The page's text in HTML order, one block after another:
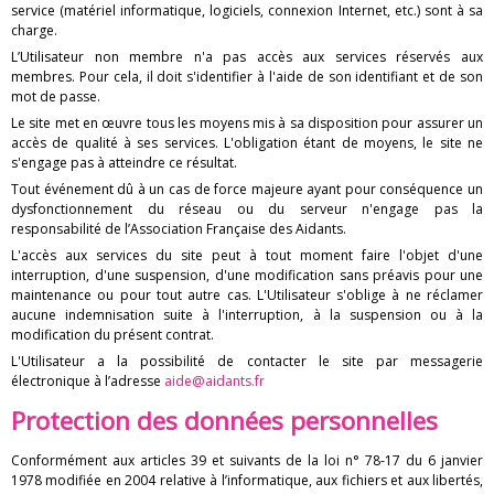
s
a
d
a
n
t
s
service (matériel informatique, logiciels, connexion Internet, etc.) sont à sa
charge.
L’Utilisateur non membre n'a pas accès aux services réservés aux
membres. Pour cela, il doit s'identifier à l'aide de son identifiant et de son
mot de passe.
Le site met en œuvre tous les moyens mis à sa disposition pour assurer un
accès de qualité à ses services. L'obligation étant de moyens, le site ne
s'engage pas à atteindre ce résultat.
Tout événement dû à un cas de force majeure ayant pour conséquence un
dysfonctionnement du réseau ou du serveur n'engage pas la
responsabilité de l’Association Française des Aidants.
L'accès aux services du site peut à tout moment faire l'objet d'une
interruption, d'une suspension, d'une modification sans préavis pour une
maintenance ou pour tout autre cas. L'Utilisateur s'oblige à ne réclamer
aucune indemnisation suite à l'interruption, à la suspension ou à la
modification du présent contrat.
L'Utilisateur a la possibilité de contacter le site par messagerie
électronique à l’adresse aide@aidants.fr
Protection des données personnelles
Conformément aux articles 39 et suivants de la loi n° 78-17 du 6 janvier
1978 modifiée en 2004 relative à l’informatique, aux fichiers et aux libertés,